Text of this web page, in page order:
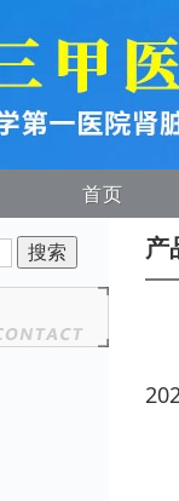
首页
产